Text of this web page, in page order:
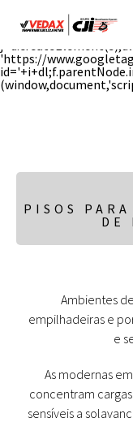
'https://
PISOS
DE
Ambientes
empilhadeiras e
e
As modernas
concentram
sensíveis a